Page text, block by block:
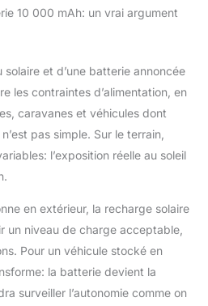
10 000 mAh: un vrai argument
solaire et d’une batterie annoncée
les contraintes d’alimentation, en
caravanes et véhicules dont
pas simple. Sur le terrain,
l’exposition réelle au soleil
en extérieur, la recharge solaire
un niveau de charge acceptable,
Pour un véhicule stocké en
la batterie devient la
surveiller l’autonomie comme on